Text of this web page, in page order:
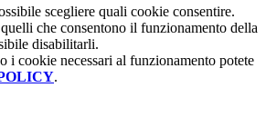
scegliere quali cookie consentire.
che consentono il funzionamento della
disabilitarli.
i cookie necessari al funzionamento potete
.